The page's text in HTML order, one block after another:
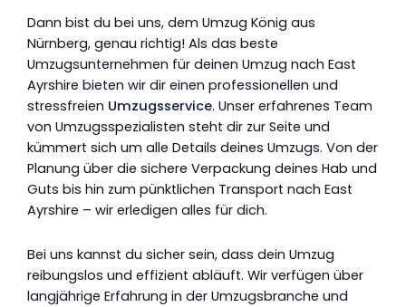
Dann bist du bei uns, dem Umzug König aus
Nürnberg, genau richtig! Als das beste
Umzugsunternehmen für deinen Umzug nach East
Ayrshire bieten wir dir einen professionellen und
stressfreien Umzugsservice. Unser erfahrenes Team
von Umzugsspezialisten steht dir zur Seite und
kümmert sich um alle Details deines Umzugs. Von der
Planung über die sichere Verpackung deines Hab und
Guts bis hin zum pünktlichen Transport nach East
Ayrshire – wir erledigen alles für dich.
Bei uns kannst du sicher sein, dass dein Umzug
reibungslos und effizient abläuft. Wir verfügen über
langjährige Erfahrung in der Umzugsbranche und